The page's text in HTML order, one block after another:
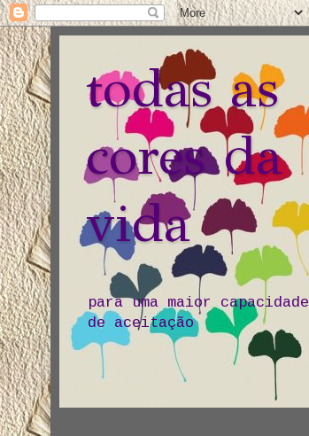
todas as
cores da
vida
para uma maior capacidade
de aceitação